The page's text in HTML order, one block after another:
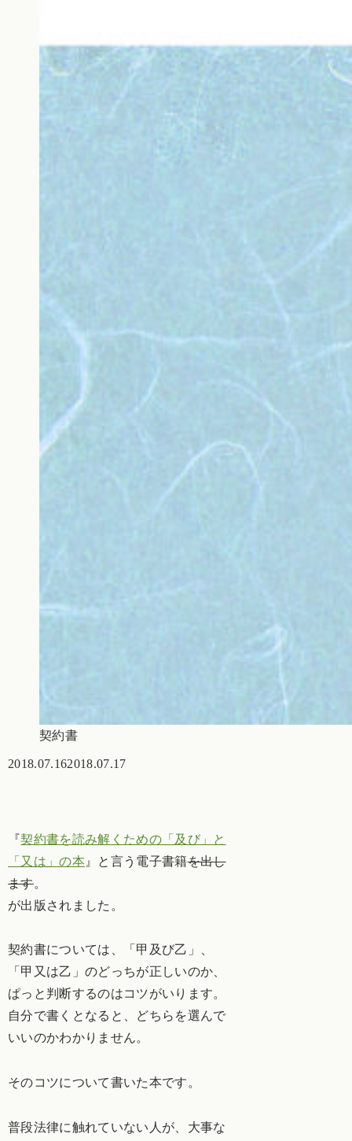
契約書
2018.07.162018.07.17
『契約書を読み解くための「及び」と
「又は」の本 』と言う電子書籍を出し
ます。
が出版されました。
契約書については、「甲及び乙」、
「甲又は乙」のどっちが正しいのか、
ぱっと判断するのはコツがいります。
自分で書くとなると、どちらを選んで
いいのかわかりません。
そのコツについて書いた本です。
普段法律に触れていない人が、大事な